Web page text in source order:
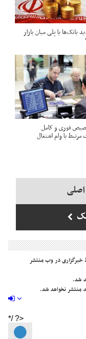
بانک‌ها یا پلی میان بازار
فوری و کامل
مرتبط با وام اشتغال
خبرگزاری در وب منتشر
شد.
منتشر نخواهد شد.